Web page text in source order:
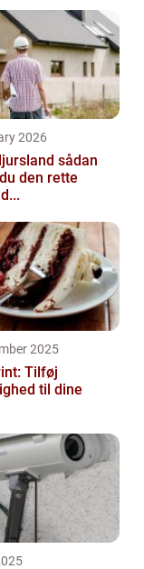
2026
sådan
den rette
2025
Tilføj
til dine